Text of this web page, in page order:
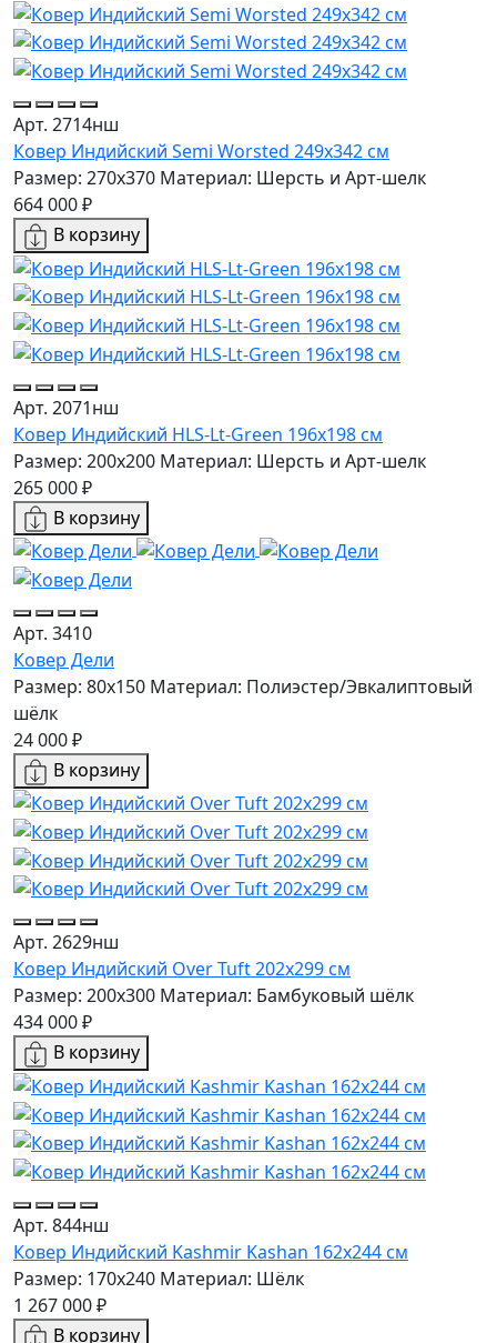
Арт. 2714нш
Ковер Индийский Semi Worsted 249x342 см
Размер: 270x370 Материал: Шерсть и Арт-шелк
664 000 ₽
В корзину
Арт. 2071нш
Ковер Индийский HLS-Lt-Green 196x198 см
Размер: 200x200 Материал: Шерсть и Арт-шелк
265 000 ₽
В корзину
Арт. 3410
Ковер Дели
Размер: 80x150 Материал: Полиэстер/Эвкалиптовый
шёлк
24 000 ₽
В корзину
Арт. 2629нш
Ковер Индийский Over Tuft 202x299 см
Размер: 200x300 Материал: Бамбуковый шёлк
434 000 ₽
В корзину
Арт. 844нш
Ковер Индийский Kashmir Kashan 162x244 см
Размер: 170x240 Материал: Шёлк
1 267 000 ₽
В корзину